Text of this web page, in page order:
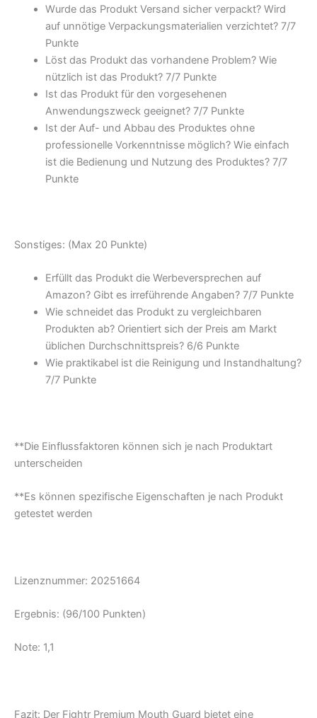
Wurde das Produkt Versand sicher verpackt? Wird
auf unnötige Verpackungsmaterialien verzichtet? 7/7
Punkte
Löst das Produkt das vorhandene Problem? Wie
nützlich ist das Produkt? 7/7 Punkte
Ist das Produkt für den vorgesehenen
Anwendungszweck geeignet? 7/7 Punkte
Ist der Auf- und Abbau des Produktes ohne
professionelle Vorkenntnisse möglich? Wie einfach
ist die Bedienung und Nutzung des Produktes? 7/7
Punkte
Sonstiges: (Max 20 Punkte)
Erfüllt das Produkt die Werbeversprechen auf
Amazon? Gibt es irreführende Angaben? 7/7 Punkte
Wie schneidet das Produkt zu vergleichbaren
Produkten ab? Orientiert sich der Preis am Markt
üblichen Durchschnittspreis? 6/6 Punkte
Wie praktikabel ist die Reinigung und Instandhaltung?
7/7 Punkte
**Die Einflussfaktoren können sich je nach Produktart
unterscheiden
**Es können spezifische Eigenschaften je nach Produkt
getestet werden
Lizenznummer: 20251664
Ergebnis: (96/100 Punkten)
Note: 1,1
Fazit: Der Fightr Premium Mouth Guard bietet eine